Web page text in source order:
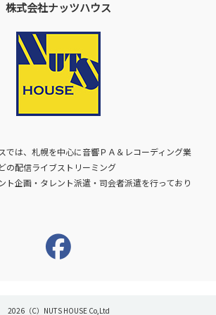
株式会社ナッツハウス
では、札幌を中心に音響ＰＡ＆レコーディング業
の配信ライブストリーミング
ト企画・タレント派遣・司会者派遣を行っており
2026（C）NUTS HOUSE Co,Ltd